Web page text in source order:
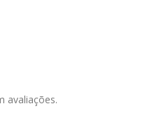
avaliações.